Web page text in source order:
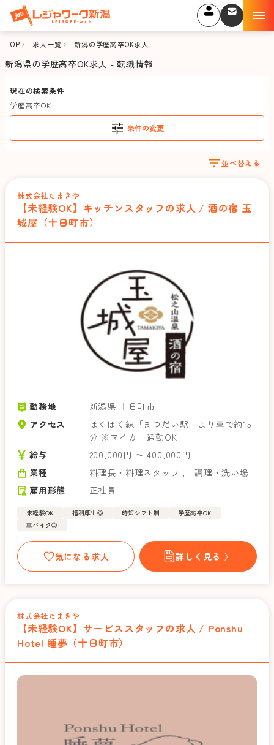
TOP 求人一覧 新潟の学歴高卒OK求人
新潟県の学歴高卒OK求人 - 転職情報
現在の検索条件
学歴高卒OK
条件の変更
並べ替える
株式会社たまきや
【未経験OK】キッチンスタッフの求人 / 酒の宿 玉
城屋（十日町市）
勤務地
新潟県 十日町市
アクセス
ほくほく線「まつだい駅」より車で約15
分 ※マイカー通勤OK
給与
200,000円 〜 400,000円
業種
料理長・料理スタッフ，
調理・洗い場
雇用形態
正社員
未経験OK 福利厚生◎ 時短シフト制
学歴高卒OK
車バイク◎
気になる求人 詳しく見る 〉
株式会社たまきや
【未経験OK】サービススタッフの求人 / Ponshu
Hotel 睡夢（十日町市）